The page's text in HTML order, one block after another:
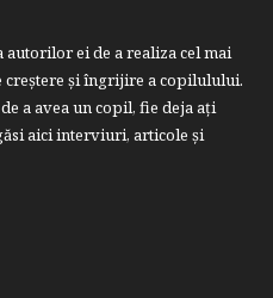
autorilor ei de a realiza cel mai
şi îngrijire a copilulului.
a avea un copil, fie deja aţi
aici interviuri, articole şi